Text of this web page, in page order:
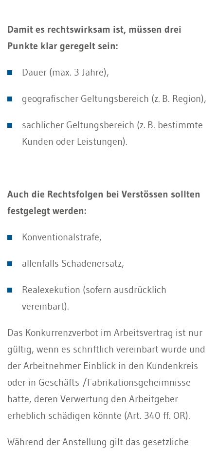
Damit es rechtswirksam ist, müssen drei
Punkte klar geregelt sein:
Dauer (max. 3 Jahre),
geografischer Geltungsbereich (z. B. Region),
sachlicher Geltungsbereich (z. B. bestimmte
Kunden oder Leistungen).
Auch die Rechtsfolgen bei Verstössen sollten
festgelegt werden:
Konventionalstrafe,
allenfalls Schadenersatz,
Realexekution (sofern ausdrücklich
vereinbart).
Das Konkurrenzverbot im Arbeitsvertrag ist nur
gültig, wenn es schriftlich vereinbart wurde und
der Arbeitnehmer Einblick in den Kundenkreis
oder in Geschäfts-/Fabrikationsgeheimnisse
hatte, deren Verwertung den Arbeitgeber
erheblich schädigen könnte (Art. 340 ff. OR).
Während der Anstellung gilt das gesetzliche